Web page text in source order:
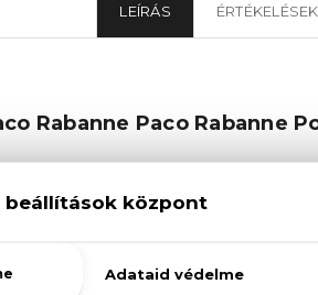
LEÍRÁS
Rabanne Paco Rabanne
Eau De Toilette férfi
Az illatkompozíció első
édeskés zöldessége. A
édes, érett aromája hozzáad